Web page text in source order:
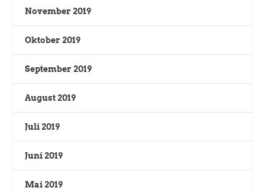
November 2019
Oktober 2019
September 2019
August 2019
Juli 2019
Juni 2019
Mai 2019